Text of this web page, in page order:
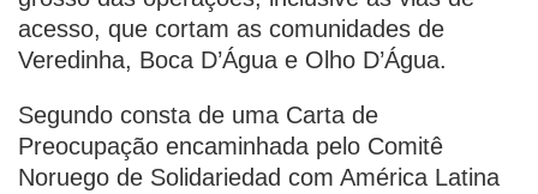
acesso, que cortam as comunidades de
Veredinha, Boca D’Água e Olho D’Água.
Segundo consta de uma Carta de
Preocupação encaminhada pelo Comitê
Noruego de Solidariedad com América Latina